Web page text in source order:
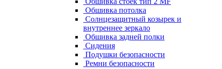
Обшивка потолка
Солнцезащитный козырек и
внутреннее зеркало
Обшивка задней полки
Сидения
Подушки безопасности
Ремни безопасности